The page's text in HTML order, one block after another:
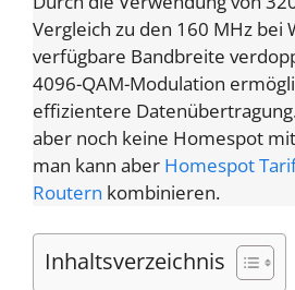
Vergleich zu den 160 MHz bei
verfügbare Bandbreite
4096-QAM-Modulation
effizientere
aber noch keine Homespot
man kann aber Homespot
Routern kombinieren.
Inhaltsverzeichnis